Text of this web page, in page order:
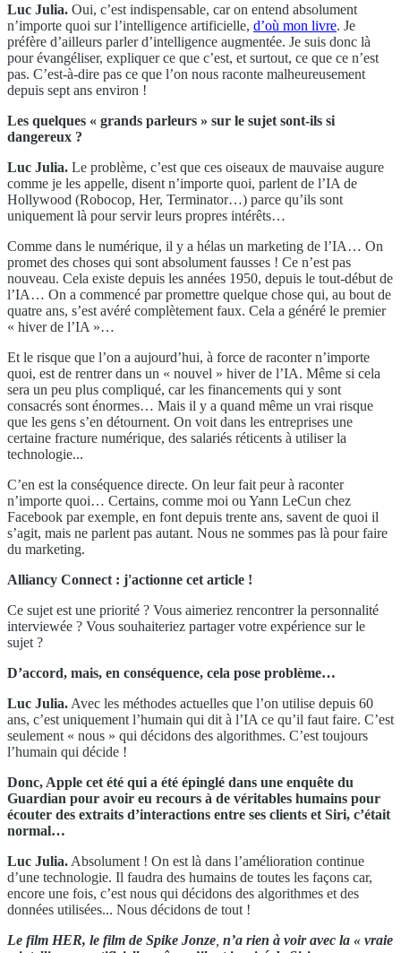
Luc Julia. Oui, c’est indispensable, car on entend absolument
n’importe quoi sur l’intelligence artificielle, d’où mon livre. Je
préfère d’ailleurs parler d’intelligence augmentée. Je suis donc là
pour évangéliser, expliquer ce que c’est, et surtout, ce que ce n’est
pas. C’est-à-dire pas ce que l’on nous raconte malheureusement
depuis sept ans environ !
Les quelques « grands parleurs » sur le sujet sont-ils si
dangereux ?
Luc Julia. Le problème, c’est que ces oiseaux de mauvaise augure
comme je les appelle, disent n’importe quoi, parlent de l’IA de
Hollywood (Robocop, Her, Terminator…) parce qu’ils sont
uniquement là pour servir leurs propres intérêts…
Comme dans le numérique, il y a hélas un marketing de l’IA… On
promet des choses qui sont absolument fausses ! Ce n’est pas
nouveau. Cela existe depuis les années 1950, depuis le tout-début de
l’IA… On a commencé par promettre quelque chose qui, au bout de
quatre ans, s’est avéré complètement faux. Cela a généré le premier
« hiver de l’IA »…
Et le risque que l’on a aujourd’hui, à force de raconter n’importe
quoi, est de rentrer dans un « nouvel » hiver de l’IA. Même si cela
sera un peu plus compliqué, car les financements qui y sont
consacrés sont énormes… Mais il y a quand même un vrai risque
que les gens s’en détournent. On voit dans les entreprises une
certaine fracture numérique, des salariés réticents à utiliser la
technologie...
C’en est la conséquence directe. On leur fait peur à raconter
n’importe quoi… Certains, comme moi ou Yann LeCun chez
Facebook par exemple, en font depuis trente ans, savent de quoi il
s’agit, mais ne parlent pas autant. Nous ne sommes pas là pour faire
du marketing.
Alliancy Connect : j'actionne cet article !
Ce sujet est une priorité ? Vous aimeriez rencontrer la personnalité
interviewée ? Vous souhaiteriez partager votre expérience sur le
sujet ?
D’accord, mais, en conséquence, cela pose problème…
Luc Julia. Avec les méthodes actuelles que l’on utilise depuis 60
ans, c’est uniquement l’humain qui dit à l’IA ce qu’il faut faire. C’est
seulement « nous » qui décidons des algorithmes. C’est toujours
l’humain qui décide !
Donc, Apple cet été qui a été épinglé dans une enquête du
Guardian pour avoir eu recours à de véritables humains pour
écouter des extraits d’interactions entre ses clients et Siri, c’était
normal…
Luc Julia. Absolument ! On est là dans l’amélioration continue
d’une technologie. Il faudra des humains de toutes les façons car,
encore une fois, c’est nous qui décidons des algorithmes et des
données utilisées... Nous décidons de tout !
Le film HER, le film de Spike Jonze n’a rien à voir avec la « vraie